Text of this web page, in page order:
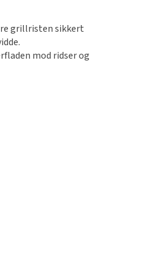
grillristen sikkert
mod ridser og